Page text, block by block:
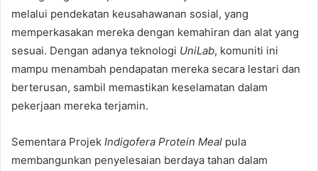
melalui pendekatan keusahawanan sosial, yang
memperkasakan mereka dengan kemahiran dan alat yang
sesuai. Dengan adanya teknologi UniLab, komuniti ini
mampu menambah pendapatan mereka secara lestari dan
berterusan, sambil memastikan keselamatan dalam
pekerjaan mereka terjamin.
Sementara Projek Indigofera Protein Meal pula
membangunkan penyelesaian berdaya tahan dalam